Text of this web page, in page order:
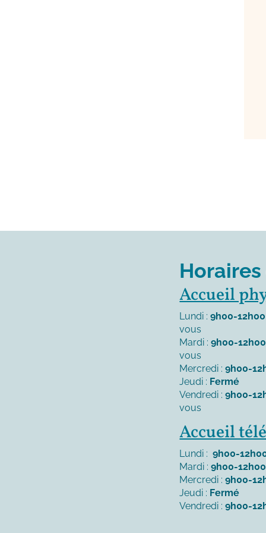
Accueil
Lundi :9h00-12h00
vous
Mardi :9h00-12h00
vous
Mercredi :9h00-
Jeudi : Fermé
Vendredi :9h00-
vous
Accueil
Lundi :9h00-
Mardi :9h00-
Mercredi :9h00-
Jeudi : Fermé
Vendredi :9h00-